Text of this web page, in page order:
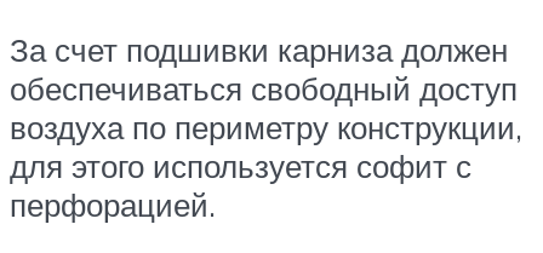
За счет подшивки карниза должен
обеспечиваться свободный доступ
воздуха по периметру конструкции,
для этого используется софит с
перфорацией.